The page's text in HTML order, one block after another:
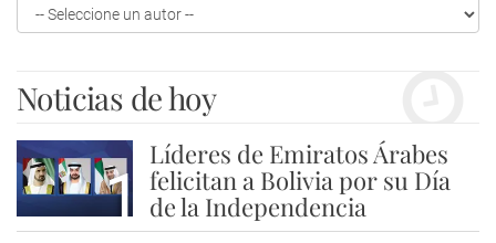
Noticias de hoy
1
Líderes de Emiratos Árabes
felicitan a Bolivia por su Día
de la Independencia